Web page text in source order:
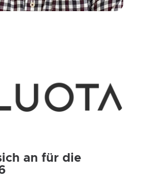
an für die